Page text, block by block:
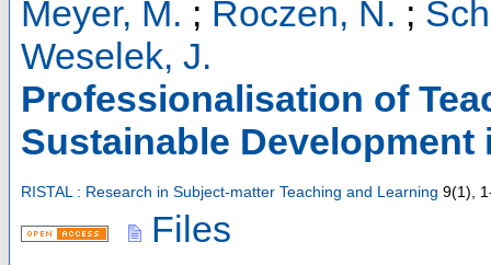
Meyer, M. ; Roczen, N. ;
Weselek, J.
Professionalisation of
Sustainable
RISTAL : Research in Subject-matter Teaching and Learning 9(1),
Files